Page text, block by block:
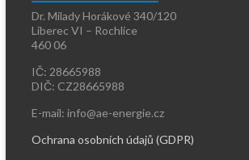
Dr. Milady Horákové 340/120
Liberec VI – Rochlice
460 06
IČ: 28665988
DIČ: CZ28665988
E-mail: info@ae-energie.cz
Ochrana osobních údajů (GDPR)